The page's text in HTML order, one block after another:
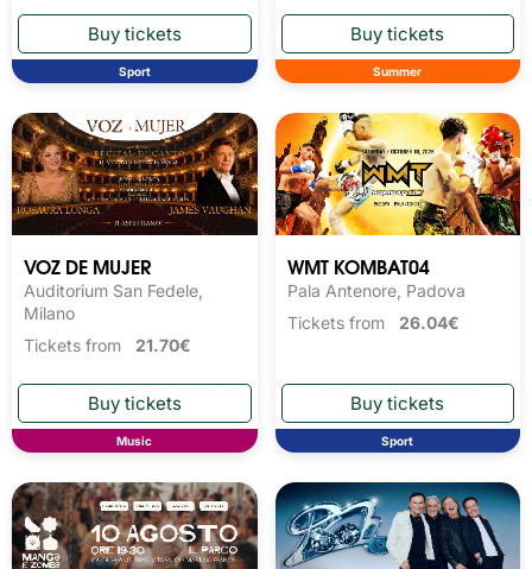
Sport Summer
VOZ DE MUJER
Auditorium San Fedele,
Milano
Tickets from 21.70€
Music
WMT KOMBAT04
Pala Antenore, Padova
Tickets from 26.04€
Sport